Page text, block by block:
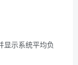
显示系统平均负